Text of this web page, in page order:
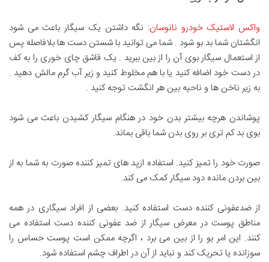
واکس لاستیک خودرو نانوسان: نگه داشتن یک سیگار باعث می شود
انگشتان شما بد بو شود . شما می توانید با شستن دست ها بلافاصله پس
از استعمال سیگار بوی آن را از بین ببرید . یک قاشق چای خوری را به کف
در دست خود اضافه کنید یا با هم مخلوط کنید و زیر آب گرم مالش دهید .
به زیر ناخن ها و ناحیه بین هر انگشت توجه کنید .
پوشاندن هرچه بیشتر بدن خود در هنگام سیگار کشیدن باعث می شود
بوی بد کم تری بر روی بدن شما باقی بماند.
صورت خود را تمیز کنید. استفاده ازپد های تمیز کننده صورت به شما به از
بین بردن مانده دود سیگار کمک می کند.
از ضدعفونی کننده دست استفاده کنید. بعضی از افراد سیگاری در همه
مناطق پوست در معرض سیگار از ضد عفونی کننده دست استفاده می
کنند. این امر بو را از بین می برد ، اگرچه ممکن است پوست حساس را
سوزانده یا تحریک کند و نباید از آن در اطراف چشم استفاده شود.